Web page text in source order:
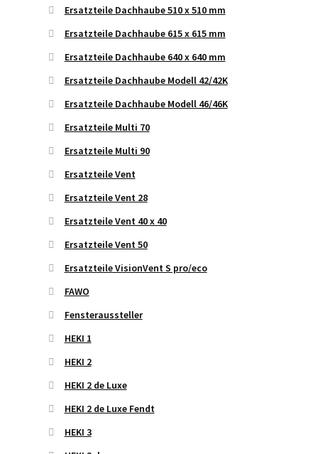
Ersatzteile Dachhaube 510 x 510 mm
Ersatzteile Dachhaube 615 x 615 mm
Ersatzteile Dachhaube 640 x 640 mm
Ersatzteile Dachhaube Modell 42/42K
Ersatzteile Dachhaube Modell 46/46K
Ersatzteile Multi 70
Ersatzteile Multi 90
Ersatzteile Vent
Ersatzteile Vent 28
Ersatzteile Vent 40 x 40
Ersatzteile Vent 50
Ersatzteile VisionVent S pro/eco
FAWO
Fensteraussteller
HEKI 1
HEKI 2
HEKI 2 de Luxe
HEKI 2 de Luxe Fendt
HEKI 3